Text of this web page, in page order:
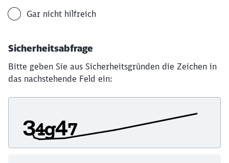
Gar nicht hilfreich
Sicherheitsabfrage
Bitte geben Sie aus Sicherheitsgründen die Zeichen in
das nachstehende Feld ein: